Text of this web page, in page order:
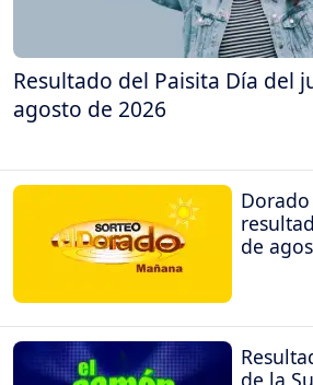
Resultado del Paisita Día del
agosto de 2026
de
de la